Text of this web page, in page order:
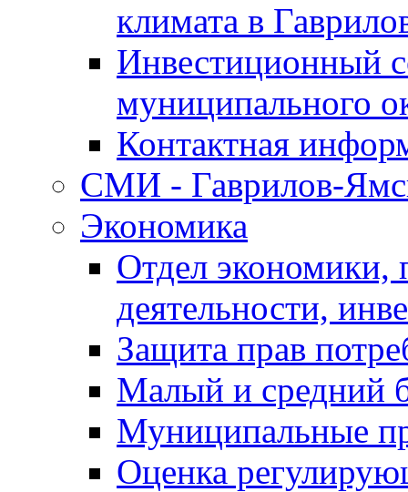
климата в
Инвестиционный
муниципального
Контактная
СМИ - Гаврилов-
Экономика
Отдел экономики,
деятельности,
Защита прав
Малый и средний
Муниципальные
Оценка